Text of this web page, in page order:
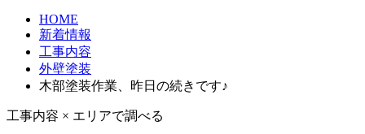
HOME
新着情報
工事内容
外壁塗装
木部塗装作業、昨日の続きです♪
工事内容 × エリアで調べる